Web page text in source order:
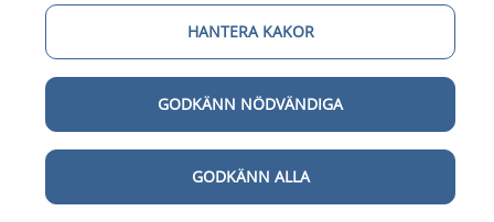
Kärlutredning med doppler och beräkning av ABI
ska göras för att bedöma den arteriella
kompressionstryck.
kompressiontryck på minst 40 mmHg och
HANTERA KAKOR
GODKÄNN NÖDVÄNDIGA
GODKÄNN ALLA